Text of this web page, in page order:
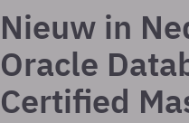
Nieuw in
Oracle
Certified